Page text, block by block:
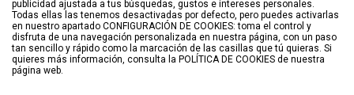
Crear
BUSCAR
Haga clic para más productos.
publicidad ajustada a tus búsquedas, gustos e intereses personales.
Todas ellas las tenemos desactivadas por defecto, pero puedes activarlas
en nuestro apartado CONFIGURACIÓN DE COOKIES: toma el control y
disfruta de una navegación personalizada en nuestra página, con un paso
tan sencillo y rápido como la marcación de las casillas que tú quieras. Si
quieres más información, consulta la POLÍTICA DE COOKIES de nuestra
página web.